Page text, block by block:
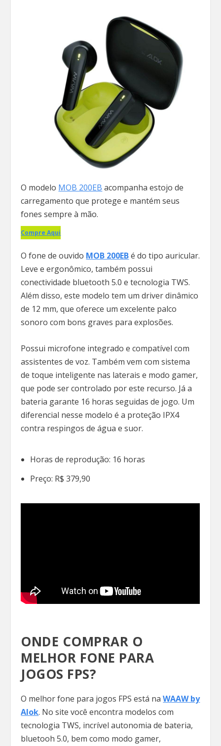
O modelo MOB 200EB acompanha estojo de
carregamento que protege e mantém seus
fones sempre à mão.
Compre Aqui
O fone de ouvido MOB 200EBé do tipo auricular.
Leve e ergonômico, também possui
conectividade bluetooth 5.0 e tecnologia TWS.
Além disso, este modelo tem um driver dinâmico
de 12 mm, que oferece um excelente palco
sonoro com bons graves para explosões.
Possui microfone integrado e compatível com
assistentes de voz. Também vem com sistema
de toque inteligente nas laterais e modo gamer,
que pode ser controlado por este recurso. Já a
bateria garante 16 horas seguidas de jogo. Um
diferencial nesse modelo é a proteção IPX4
contra respingos de água e suor.
Horas de reprodução: 16 horas
Preço: R$ 379,90
ONDE COMPRAR O
MELHOR FONE PARA
JOGOS FPS?
O melhor fone para jogos FPS está naWAAW by
Alok. No site você encontra modelos com
tecnologia TWS, incrível autonomia de bateria,
bluetooh 5.0, bem como modo gamer,